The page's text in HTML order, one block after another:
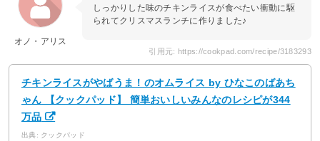
オノ・アリス
しっかりした味のチキンライスが食べたい衝動に駆
られてクリスマスランチに作りました♪
引用元: https://cookpad.com/recipe/3183293
チキンライスがやばうま！のオムライス by ひなこのばあち
ゃん 【クックパッド】 簡単おいしいみんなのレシピが344
万品
出典: クックパッド